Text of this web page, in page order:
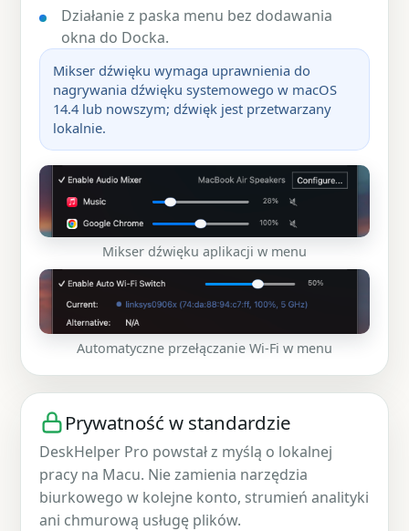
Działanie z paska menu bez dodawania
okna do Docka.
Mikser dźwięku wymaga uprawnienia do
nagrywania dźwięku systemowego w macOS
14.4 lub nowszym; dźwięk jest przetwarzany
lokalnie.
Mikser dźwięku aplikacji w menu
Automatyczne przełączanie Wi-Fi w menu
Prywatność w standardzie
DeskHelper Pro powstał z myślą o lokalnej
pracy na Macu. Nie zamienia narzędzia
biurkowego w kolejne konto, strumień analityki
ani chmurową usługę plików.